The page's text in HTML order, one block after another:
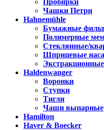
Пробирки
Чашки Петри
Hahnemühle
Бумажные
Полимерные
Стеклянные/
Шприцевые
Haldenwanger
Воронки
Ступки
Тигли
Чаши выпарные
Hamilton
Haver & Boecker